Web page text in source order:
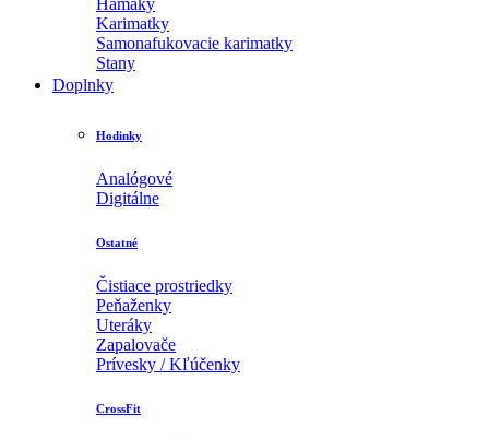
Karimatky
Samonafukovacie karimatky
Stany
Doplnky
Hodinky
Analógové
Digitálne
Ostatné
Čistiace prostriedky
Peňaženky
Uteráky
Zapalovače
Prívesky / Kľúčenky
CrossFit